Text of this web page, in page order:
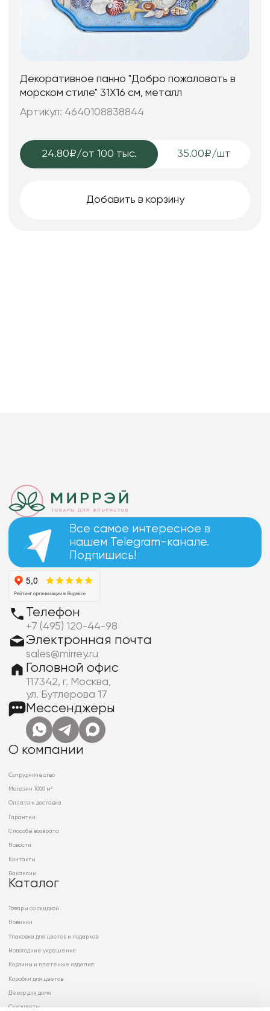
Декоративное панно "Добро пожаловать в
морском стиле" 31X16 см, металл
Артикул: 4640108838844
24.80₽/от 100 тыс. 35.00₽/шт
Добавить в корзину
Все самое интересное в
нашем Telegram-канале.
Подпишись!
Телефон
+7 (495) 120-44-98
Электронная почта
sales@mirrey.ru
Головной офис
117342, г. Москва,
ул. Бутлерова 17
Мессенджеры
О компании
Сотрудничество
Магазин 1000 м²
Оплата и доставка
Гарантии
Способы возврата
Новости
Контакты
Вакансии
Каталог
Товары со скидкой
Новинки
Упаковка для цветов и подарков
Новогодние украшения
Корзины и плетеные изделия
Коробки для цветов
Декор для дома
Сухоцветы